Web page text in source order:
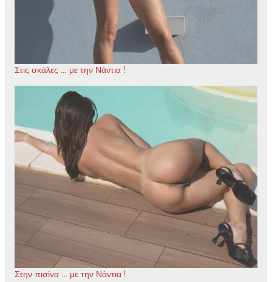
Στις σκάλες … με την Νάντια !
Στην πισίνα … με την Νάντια !